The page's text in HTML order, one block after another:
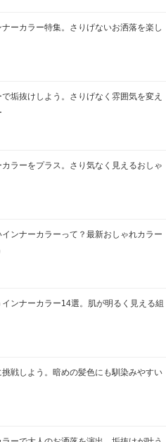
ーカラー特集。さりげないお洒落を楽し
垢抜けしよう。さりげなく雰囲気を変え
ラーをプラス。さり気なく見えるおしゃ
ンナーカラーって？最新おしゃれカラー
ンナーカラー14選。肌が明るく見える組
戦しよう。暗めの髪色にも馴染みやすい